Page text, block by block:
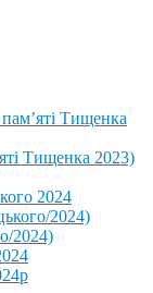
Тищенка
Тищенка 2023)
2024
2024)
2024)